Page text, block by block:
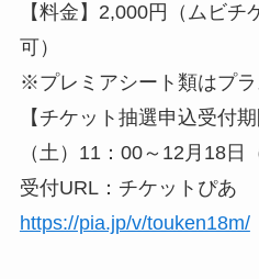
【料金】2,000円（ムビ
可）
※プレミアシート類はプ
【チケット抽選申込受付
（土）11：00～12月18日
受付URL：チケットぴあ
https://pia.jp/v/touken18m/